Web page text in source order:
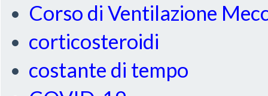
Corso di Ventilazione
corticosteroidi
costante di tempo